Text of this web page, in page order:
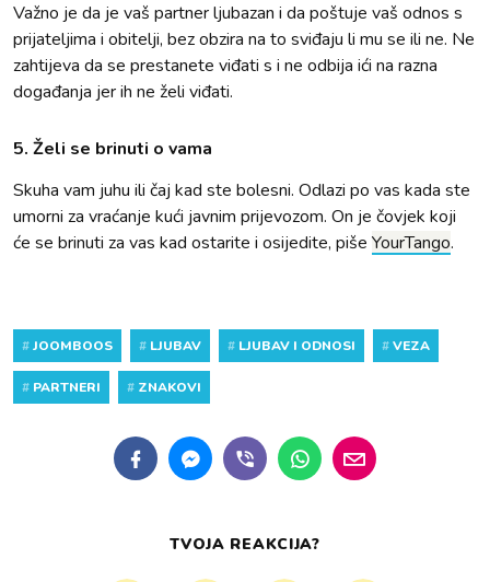
Važno je da je vaš partner ljubazan i da poštuje vaš odnos s
prijateljima i obitelji, bez obzira na to sviđaju li mu se ili ne. Ne
zahtijeva da se prestanete viđati s i ne odbija ići na razna
događanja jer ih ne želi viđati.
5. Želi se brinuti o vama
Skuha vam juhu ili čaj kad ste bolesni. Odlazi po vas kada ste
umorni za vraćanje kući javnim prijevozom. On je čovjek koji
će se brinuti za vas kad ostarite i osijedite, piše YourTango.
#JOOMBOOS # LJUBAV # LJUBAV I ODNOSI #VEZA
# PARTNERI # ZNAKOVI
TVOJA REAKCIJA?